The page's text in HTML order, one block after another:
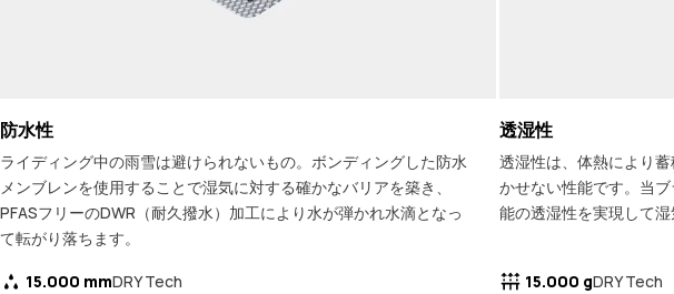
防水性
ライディング中の雨雪は避けられないもの。ボンディングした防水
メンブレンを使用することで湿気に対する確かなバリアを築き、
PFASフリーのDWR（耐久撥水）加工により水が弾かれ水滴となっ
て転がり落ちます。
15.000 mmDRY Tech
透湿性
透湿性は、体熱により
かせない性能です。当
能の透湿性を実現して湿
15.000 gDRY Tech